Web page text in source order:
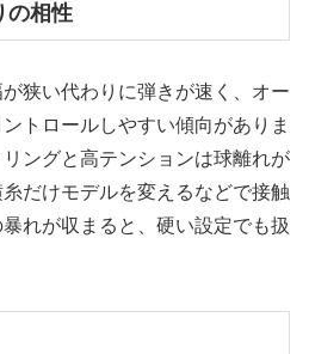
の相性
狭い代わりに弾きが速く、オー
トロールしやすい傾向がありま
ングと高テンションは球離れが
だけモデルを変えるなどで接触
れが収まると、硬い設定でも扱